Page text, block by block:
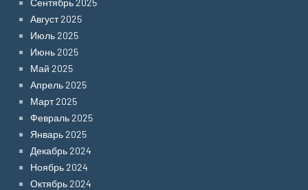
Сентябрь 2025
Август 2025
Июль 2025
Июнь 2025
Май 2025
Апрель 2025
Март 2025
Февраль 2025
Январь 2025
Декабрь 2024
Ноябрь 2024
Октябрь 2024